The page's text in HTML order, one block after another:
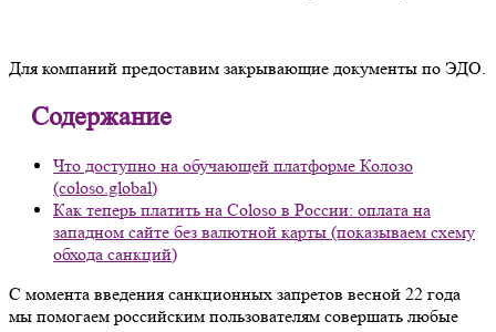
Для компаний предоставим закрывающие документы по ЭДО.
Содержание
Что доступно на обучающей платформе Колозо
(coloso.global)
Как теперь платить на Coloso в России: оплата на
западном сайте без валютной карты (показываем схему
обхода санкций)
С момента введения санкционных запретов весной 22 года
мы помогаем российским пользователям совершать любые